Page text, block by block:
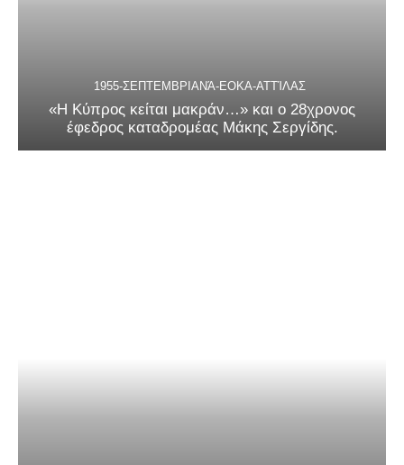
1955-ΣΕΠΤΕΜΒΡΙΑΝΆ-ΕΟΚΑ-ΑΤΤΊΛΑΣ
«Η Κύπρος κείται μακράν…» και ο 28χρονος
έφεδρος καταδρομέας Μάκης Σεργίδης.